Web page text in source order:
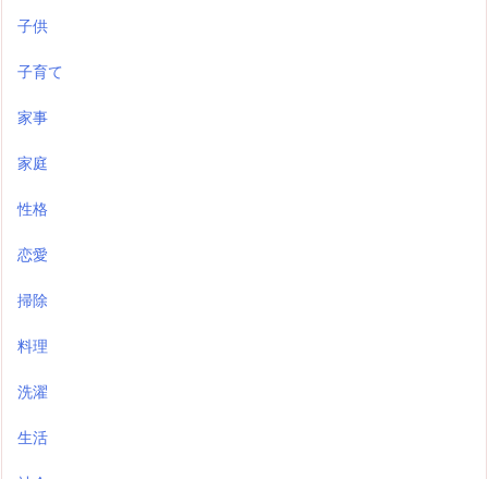
子供
子育て
家事
家庭
性格
恋愛
掃除
料理
洗濯
生活